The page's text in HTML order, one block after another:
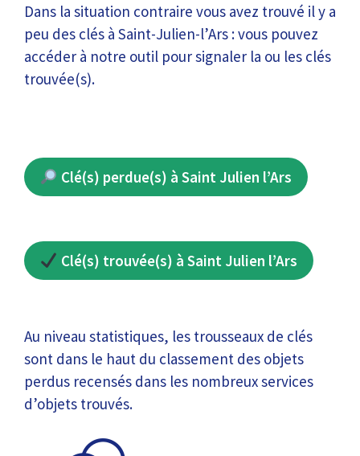
Dans la situation contraire vous avez trouvé il y a
peu des clés à Saint-Julien-l’Ars : vous pouvez
accéder à notre outil pour signaler la ou les clés
trouvée(s).
Clé(s) perdue(s) à Saint Julien l’Ars
Clé(s) trouvée(s) à Saint Julien l’Ars
Au niveau statistiques, les trousseaux de clés
sont dans le haut du classement des objets
perdus recensés dans les nombreux services
d’objets trouvés.